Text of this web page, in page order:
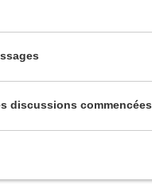
discussions commencées